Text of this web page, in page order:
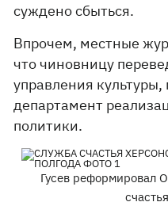
суждено сбыться.
Впрочем, местные
что чиновницу
управления
департамент
политики.
Гусев реформировал